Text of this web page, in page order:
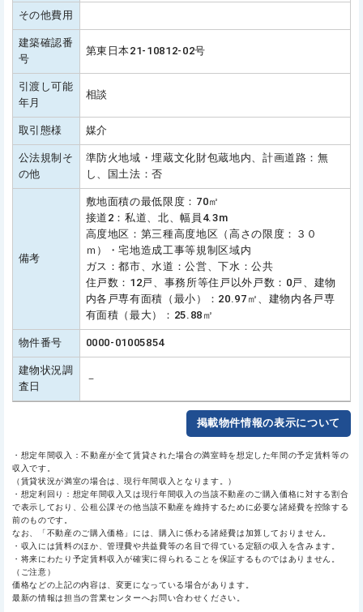
その他費用
建築確認番
号
第東日本21-10812-02号
引渡し可能
年月
相談
取引態様 媒介
公法規制そ
の他
準防火地域・埋蔵文化財包蔵地内、計画道路：無
し、国土法：否
備考
敷地面積の最低限度：70㎡
接道2：私道、北、幅員4.3m
高度地区：第三種高度地区（高さの限度：３０
ｍ）・宅地造成工事等規制区域内
ガス：都市、水道：公営、下水：公共
住戸数：12戸、事務所等住戸以外戸数：0戸、建物
内各戸専有面積（最小）：20.97㎡、建物内各戸専
有面積（最大）：25.88㎡
物件番号 0000-01005854
建物状況調
査日
－
掲載物件情報の表示について
・想定年間収入：不動産が全て賃貸された場合の満室時を想定した年間の予定賃料等の
収入です。
（賃貸状況が満室の場合は、現行年間収入となります。）
・想定利回り：想定年間収入又は現行年間収入の当該不動産のご購入価格に対する割合
で表示しており、公租公課その他当該不動産を維持するために必要な諸経費を控除する
前のものです。
なお、「不動産のご購入価格」には、購入に係わる諸経費は加算しておりません。
・収入には賃料のほか、管理費や共益費等の名目で得ている定額の収入を含みます。
・将来にわたり予定賃料収入が確実に得られることを保証するものではありません。
（ご注意）
価格などの上記の内容は、変更になっている場合があります。
最新の情報は担当の営業センターへお問い合わせください。